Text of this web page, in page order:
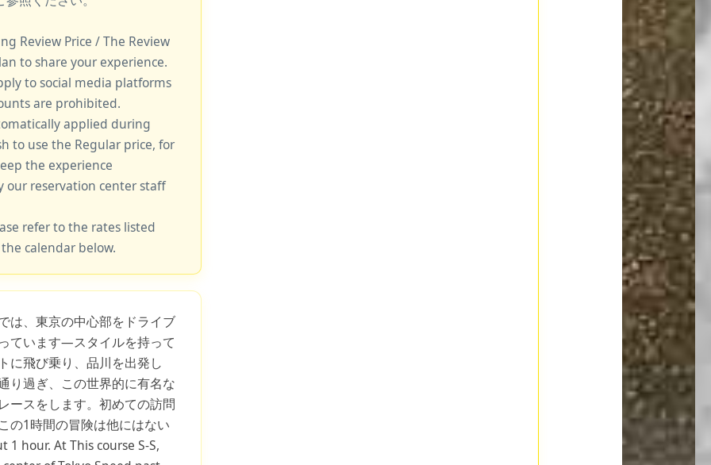
Review Price / The Review
to share your experience.
to social media platforms
are prohibited.
applied during
to use the Regular price, for
the experience
our reservation center staff
refer to the rates listed
calendar below.
は、東京の中心部をドライブ
ています—スタイルを持って
に飛び乗り、品川を出発し
り過ぎ、この世界的に有名な
ースをします。初めての訪問
の1時間の冒険は他にはない
1 hour. At This course S-S,